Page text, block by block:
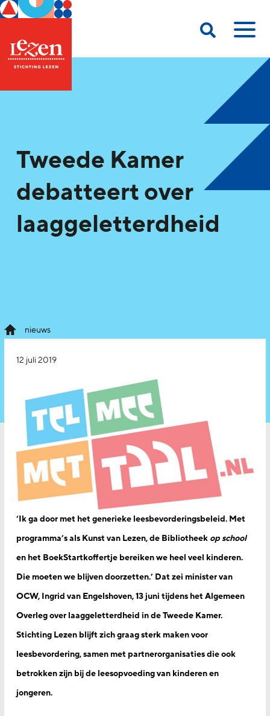
Tweede Kamer
debatteert over
laaggeletterdheid
nieuws
12 juli 2019
‘Ik ga door met het generieke leesbevorderingsbeleid. Met
programma’s als Kunst van Lezen, de Bibliotheek op school
en het BoekStartkoffertje bereiken we heel veel kinderen.
Die moeten we blijven doorzetten.’ Dat zei minister van
OCW, Ingrid van Engelshoven, 13 juni tijdens het Algemeen
Overleg over laaggeletterdheid in de Tweede Kamer.
Stichting Lezen blijft zich graag sterk maken voor
leesbevordering, samen met partnerorganisaties die ook
betrokken zijn bij de leesopvoeding van kinderen en
jongeren.